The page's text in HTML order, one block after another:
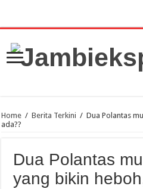
Home / Berita Terkini / Dua Polantas
ada??
Dua Polantas
yang bikin